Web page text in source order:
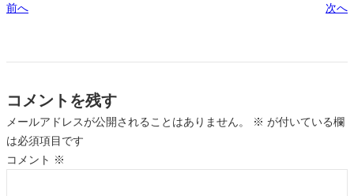
前へ 次へ
コメントを残す
メールアドレスが公開されることはありません。 ※ が付いている欄
は必須項目です
コメント ※